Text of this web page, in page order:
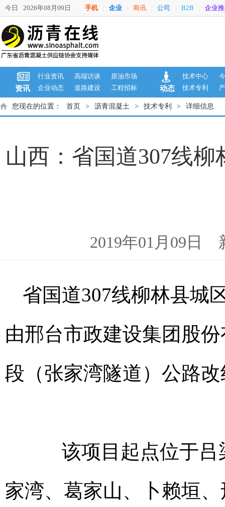
今日 2026年08月09日 手机 企业 商讯 公司 B2B 企业
资讯
行业资讯 高端访谈
原油市场
企业动态
道路建设 工程招标 动态
技术中心
技术专利
您现在的位置： 首页 > 沥青混凝土 > 技术专利 > 详细信息
山西：省国道307线
2019年01月09日
省国道307线柳林县城
由邢台市政建设集团股
段（张家湾隧道）公路
该项目起点位于吕
家湾、葛家山、卜赖垣